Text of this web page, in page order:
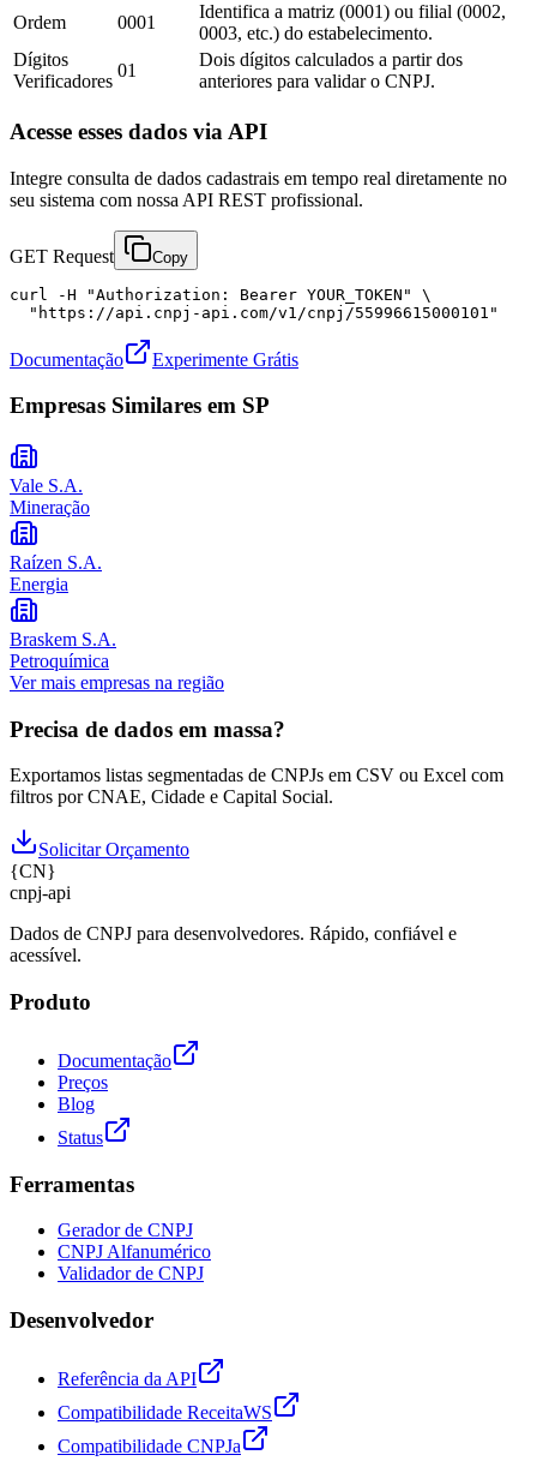
Ordem
0001
Identifica a matriz (0001) ou filial (0002,
0003, etc.) do estabelecimento.
Dígitos
Verificadores
01
Dois dígitos calculados a partir dos
anteriores para validar o CNPJ.
Acesse esses dados via API
Integre consulta de dados cadastrais em tempo real diretamente no
seu sistema com nossa API REST profissional.
GET Request Copy
curl -H "Authorization: Bearer YOUR_TOKEN" \
  "https://api.cnpj-api.com/v1/cnpj/55996615000101"
Documentação Experimente Grátis
Empresas Similares em SP
Vale S.A.
Mineração
Raízen S.A.
Energia
Braskem S.A.
Petroquímica
Ver mais empresas na região
Precisa de dados em massa?
Exportamos listas segmentadas de CNPJs em CSV ou Excel com
filtros por CNAE, Cidade e Capital Social.
Solicitar Orçamento
{CN}
cnpj-api
Dados de CNPJ para desenvolvedores. Rápido, confiável e
acessível.
Produto
Documentação
Preços
Blog
Status
Ferramentas
Gerador de CNPJ
CNPJ Alfanumérico
Validador de CNPJ
Desenvolvedor
Referência da API
Compatibilidade ReceitaWS
Compatibilidade CNPJa